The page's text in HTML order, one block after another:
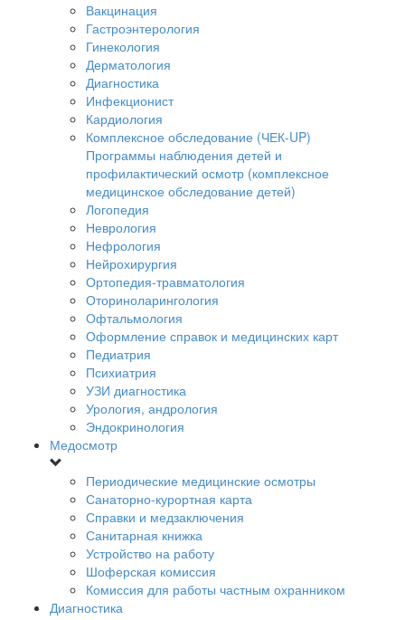
Вакцинация
Гастроэнтерология
Гинекология
Дерматология
Диагностика
Инфекционист
Кардиология
Комплексное обследование (ЧЕК-UP)
Программы наблюдения детей и
профилактический осмотр (комплексное
медицинское обследование детей)
Логопедия
Неврология
Нефрология
Нейрохирургия
Ортопедия-травматология
Оториноларингология
Офтальмология
Оформление справок и медицинских карт
Педиатрия
Психиатрия
УЗИ диагностика
Урология, андрология
Эндокринология
Медосмотр
Периодические медицинские осмотры
Санаторно-курортная карта
Справки и медзаключения
Санитарная книжка
Устройство на работу
Шоферская комиссия
Комиссия для работы частным охранником
Диагностика